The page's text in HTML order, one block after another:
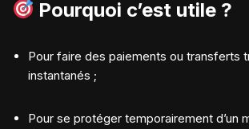
Pourquoi c’est utile ?
Pour faire des paiements ou transferts
instantanés ;
Pour se protéger temporairement d’un